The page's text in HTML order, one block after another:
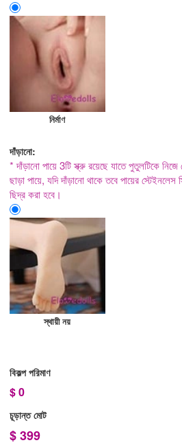
নির্মাণ
দাঁড়ানো:
* দাঁড়ানো পায়ে 3টি স্ক্রু রয়েছে যাতে পুতুলটিকে
ছাড়া পায়ে, যদি দাঁড়ানো থাকে তবে পায়ের স্টেইনলেস
ছিদ্র করা হবে।
স্থায়ী নয়
বিকল্প পরিমাণ
$0
চূড়ান্ত মোট
$399